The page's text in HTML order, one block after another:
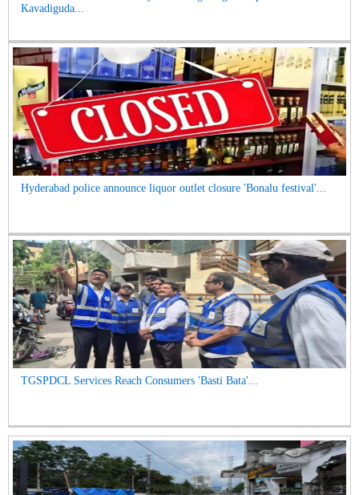
Kavadiguda...
Hyderabad police announce liquor outlet closure 'Bonalu festival'...
TGSPDCL Services Reach Consumers 'Basti Bata'...